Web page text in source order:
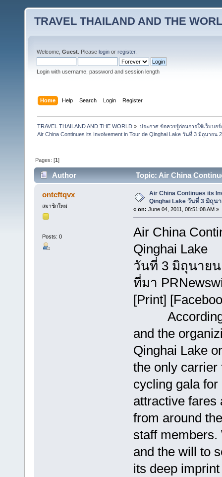
TRAVEL THAILAND AND THE
Welcome, Guest . Please login or register.
Login with username, password and session length
Home Help Search Login Register
TRAVEL THAILAND AND THE WORLD » ประกาศ ข้อควรรู้ก่อนการใช้เว็บบอร์
Air China Continues its Involvement in Tour de Qinghai Lake วันที่ 3 มิถุนายน
Pages: [1]
Author
Topic: Air China
(Read 41843 times)
ontcftqvx
สมาชิกใหม่
Posts: 0
Air China Continues its
Qinghai Lake วันที่ 3 มิถุน
« on: June 04, 2011, 08:51:08 AM »
Air China
Qinghai Lake
วันที่ 3 มิถุนายน
ที่มา
[Print]
According
and the
Qinghai Lake
the only carrier
cycling gala
attractive fares
from around
staff
and the will to
its deep